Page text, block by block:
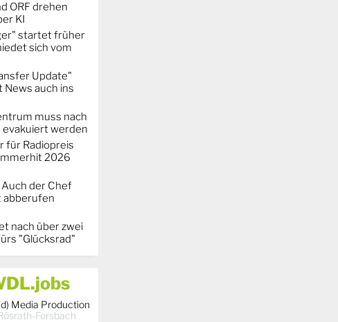
ORF drehen
KI
startet früher
sich vom
Update"
News auch ins
muss nach
werden
für Radiopreis
2026
der Chef
abberufen
nach über zwei
"Glücksrad"
Media Production
Forsbach